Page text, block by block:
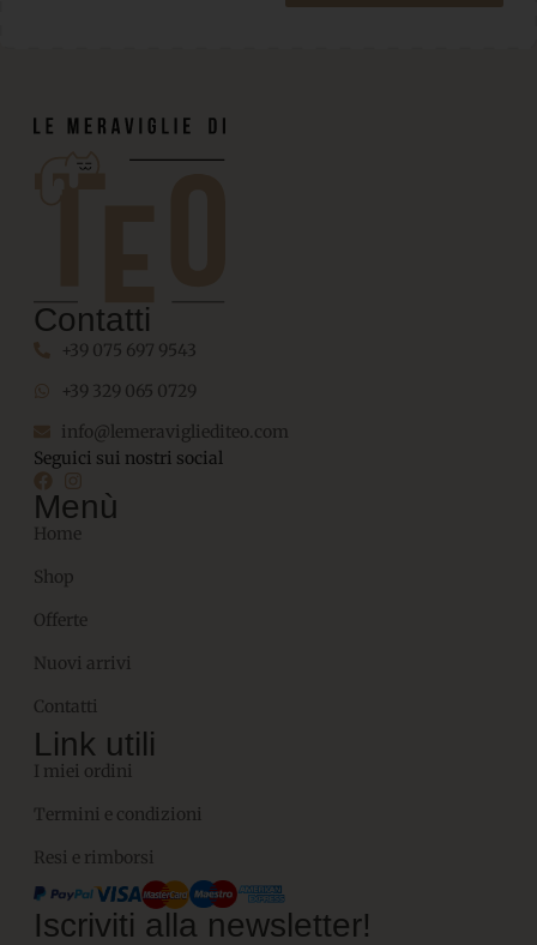
Contatti
+39 075 697 9543
+39 329 065 0729
info@lemeravigliediteo.com
Seguici sui nostri social
Menù
Home
Shop
Offerte
Nuovi arrivi
Contatti
Link utili
I miei ordini
Termini e condizioni
Resi e rimborsi
Iscriviti alla newsletter!